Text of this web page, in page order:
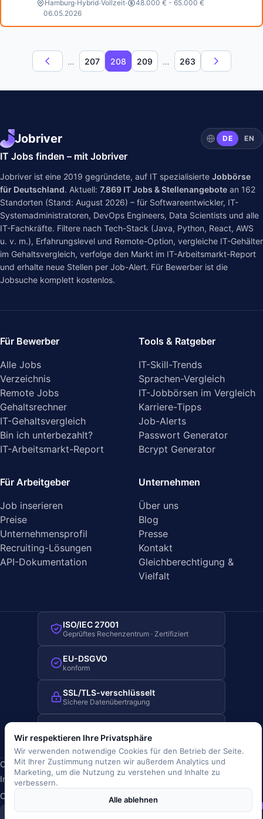
Hamburg·Hybrid·Vollzeit·
48.000 € - 65.000 €
06.05.2026
… 207 208 209 … 263
Jobriver DE EN
IT Jobs finden – mit Jobriver
Jobriver ist eine 2019 gegründete, auf IT spezialisierte Jobbörse
für Deutschland. Aktuell: 7.869 IT Jobs & Stellenangebote an 162
Standorten (Stand: August 2026) – für Softwareentwickler, IT-
Systemadministratoren, DevOps Engineers, Data Scientists und alle
IT-Fachkräfte. Filtere nach Tech-Stack (Java, Python, React, AWS
u. v. m.), Erfahrungslevel und Remote-Option, vergleiche IT-Gehälter
im Gehaltsvergleich, verfolge den Markt im IT-Arbeitsmarkt-Report
und erhalte neue Stellen per Job-Alert. Für Bewerber ist die
Jobsuche komplett kostenlos.
Für Bewerber
Alle Jobs
Verzeichnis
Remote Jobs
Gehaltsrechner
IT-Gehaltsvergleich
Bin ich unterbezahlt?
IT-Arbeitsmarkt-Report
Tools & Ratgeber
IT-Skill-Trends
Sprachen-Vergleich
IT-Jobbörsen im Vergleich
Karriere-Tipps
Job-Alerts
Passwort Generator
Bcrypt Generator
Für Arbeitgeber
Job inserieren
Preise
Unternehmensprofil
Recruiting-Lösungen
API-Dokumentation
Unternehmen
Über uns
Blog
Presse
Kontakt
Gleichberechtigung &
Vielfalt
ISO/IEC 27001
Geprüftes Rechenzentrum · Zertifiziert
EU-DSGVO
konform
SSL/TLS-verschlüsselt
Sichere Datenübertragung
Hosting in Deutschland
Copyright © 2019-2026 JOBRIVER®
Impressum
·Datenschutz AGB
Cookie-Richtlinie
Cookie-Einstellungen
JR
Wir respektieren Ihre Privatsphäre
Wir verwenden notwendige Cookies für den Betrieb der Seite.
Mit Ihrer Zustimmung nutzen wir außerdem Analytics und
Marketing, um die Nutzung zu verstehen und Inhalte zu
verbessern.
Alle ablehnen